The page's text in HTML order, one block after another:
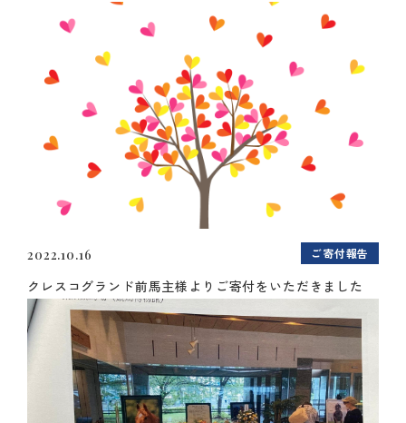
2022.10.16 ご寄付報告
クレスコグランド前馬主様よりご寄付をいただきました